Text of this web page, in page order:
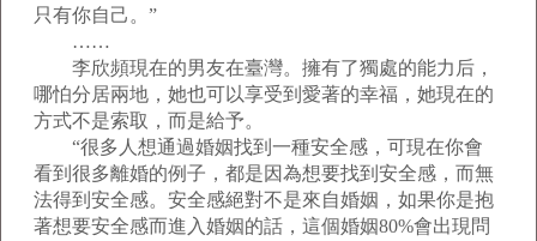
只有你自己。”
……
李欣頻現在的男友在臺灣。擁有了獨處的能力后，
哪怕分居兩地，她也可以享受到愛著的幸福，她現在的
方式不是索取，而是給予。
“很多人想通過婚姻找到一種安全感，可現在你會
看到很多離婚的例子，都是因為想要找到安全感，而無
法得到安全感。安全感絕對不是來自婚姻，如果你是抱
著想要安全感而進入婚姻的話，這個婚姻80%會出現問